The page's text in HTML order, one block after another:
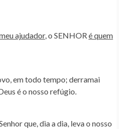
ajudador, o SENHORé quem
em todo tempo; derramai
é o nosso refúgio.
que, dia a dia, leva o nosso